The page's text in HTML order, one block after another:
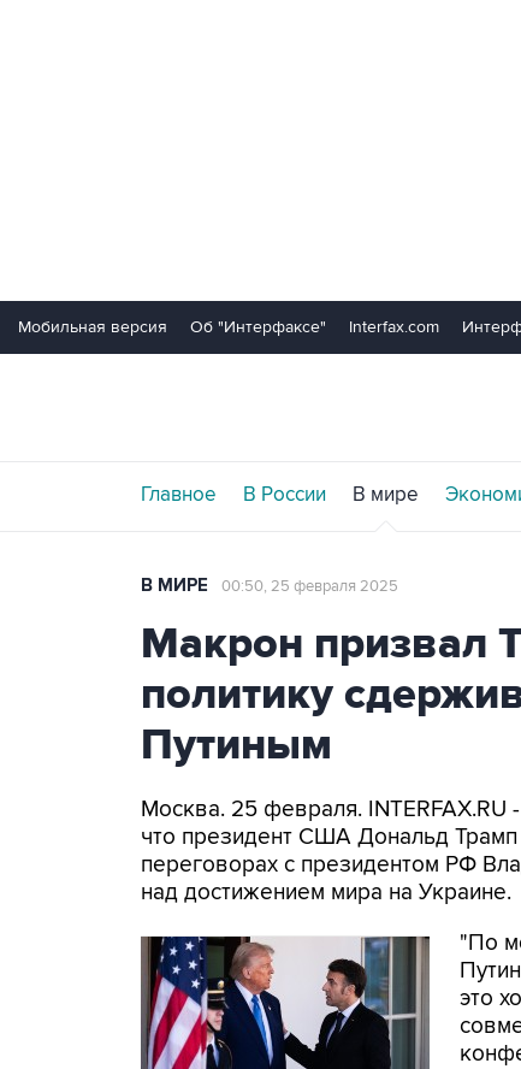
Мобильная версия Об "Интерфаксе" Interfax.com
Главное В России В мире
В МИРЕ 00:50, 25 февраля 2025
Макрон призвал
политику
Путиным
Москва. 25 февраля.
что президент США Дональд Трамп
переговорах с президентом РФ
над достижением мира на Украине.
"По
это